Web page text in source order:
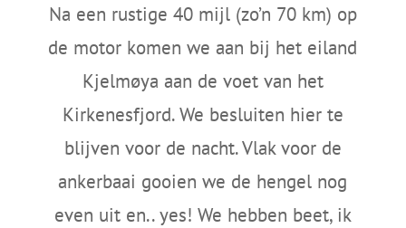
Na een rustige 40 mijl (zo’n 70 km) op
de motor komen we aan bij het eiland
Kjelmøya aan de voet van het
Kirkenesfjord. We besluiten hier te
blijven voor de nacht. Vlak voor de
ankerbaai gooien we de hengel nog
even uit en.. yes! We hebben beet, ik